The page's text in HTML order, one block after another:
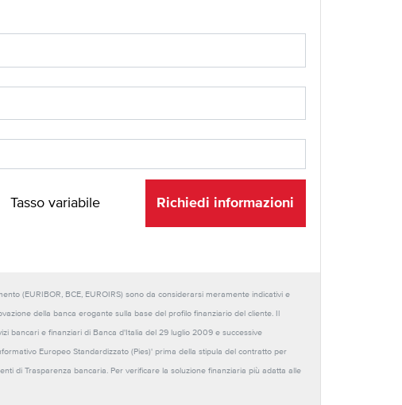
Tasso variabile Richiedi informazioni
(EURIBOR, BCE, EUROIRS) sono da considerarsi meramente indicativi e
della banca erogante sulla base del profilo finanziario del cliente. Il
bancari e finanziari di Banca d'Italia del 29 luglio 2009 e successive
Europeo Standardizzato (Pies)' prima della stipula del contratto per
di Trasparenza bancaria. Per verificare la soluzione finanziaria più adatta alle